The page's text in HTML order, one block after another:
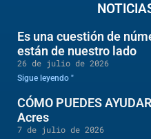
Es una cuestión de
están de nuestro lado
26 de julio de 2026
Sigue leyendo "
CÓMO PUEDES
Acres
7 de julio de 2026